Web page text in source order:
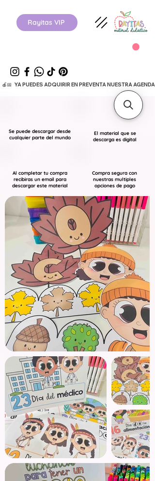
Rayitas VIP
🍎📅   YA PUEDES ADQUIRIR EN PREVENTA NUESTRA
El material que se
descarga es digital
Se puede descargar desde
cualquier parte del mundo
Compra segura con
nuestras multiples
opciones de pago
Al completar tu compra
recibiras un email para
descargar este material